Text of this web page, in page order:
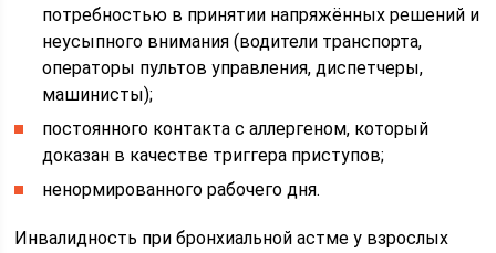
потребностью в принятии напряжённых решений и
неусыпного внимания (водители транспорта,
операторы пультов управления, диспетчеры,
машинисты);
постоянного контакта с аллергеном, который
доказан в качестве триггера приступов;
ненормированного рабочего дня.
Инвалидность при бронхиальной астме у взрослых